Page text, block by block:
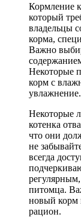
Кормление
который
владельцы
корма,
Важно
Некоторые
корм с
увлажнение.
Некоторые
котенка
что они
не
всегда
регулярным,
питомца.
новый корм
рацион.